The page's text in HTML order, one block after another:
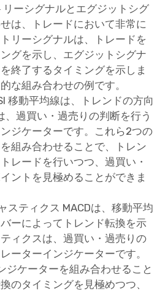
ーシグナルとエグジットシグ
は、トレードにおいて非常に
リーシグナルは、トレードを
グを示し、エグジットシグナ
終了するタイミングを示しま
な組み合わせの例です。
移動平均線は、トレンドの方向
、過買い・過売りの判断を行う
ジケーターです。これら2つの
組み合わせることで、トレン
レードを行いつつ、過買い・
ントを見極めることができま
スティクス MACDは、移動平均
ーによってトレンド転換を示
ィクスは、過買い・過売りの
ーターインジケーターです。
ジケーターを組み合わせること
のタイミングを見極めつつ、